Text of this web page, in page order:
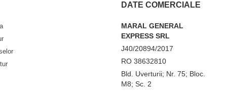
DATE COMERCIALE
MARAL GENERAL
EXPRESS SRL
J40/20894/2017
RO 38632810
Bld. Uverturii; Nr. 75; Bloc.
M8; Sc. 2